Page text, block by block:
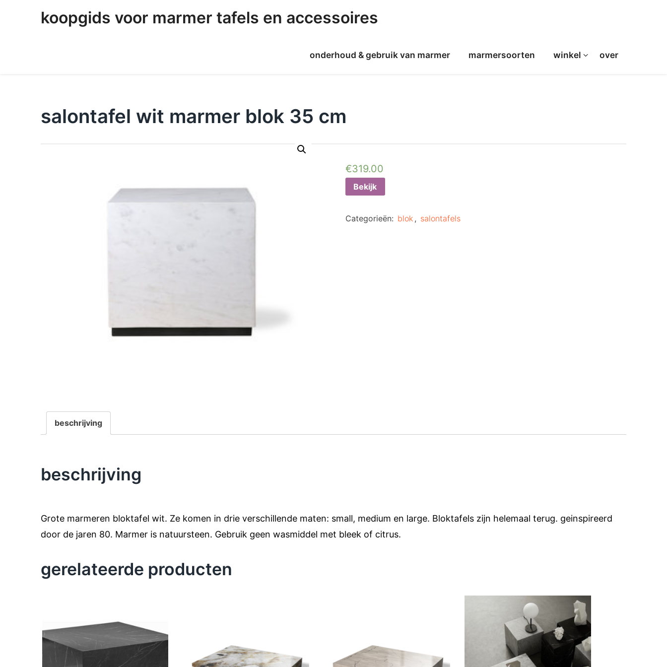
koopgids voor marmer tafels en accessoires
onderhoud & gebruik van marmer marmersoorten winkel over
salontafel wit marmer blok 35 cm
€319.00
Bekijk
Categorieën: blok , salontafels
beschrijving
beschrijving
Grote marmeren bloktafel wit. Ze komen in drie verschillende maten: small, medium en large. Bloktafels zijn helemaal terug. geinspireerd
door de jaren 80. Marmer is natuursteen. Gebruik geen wasmiddel met bleek of citrus.
gerelateerde producten